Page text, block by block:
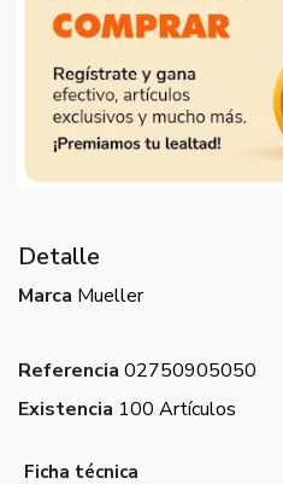
Detalle
Marca Mueller
Referencia 02750905050
Existencia 100 Artículos
Ficha técnica